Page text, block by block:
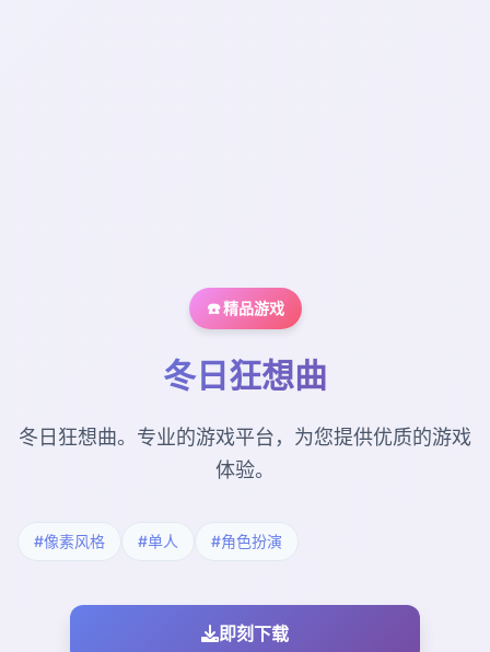
☎️ 精品游戏
冬日狂想曲
冬日狂想曲。专业的游戏平台，为您提供优质的游戏
体验。
#像素风格 #单人 #角色扮演
即刻下载